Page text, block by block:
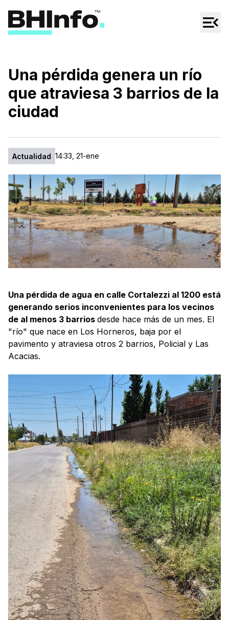
Regionales
Espectáculos
Tecno
Una pérdida genera un río
que atraviesa 3 barrios de la
ciudad
Actualidad 14:33, 21-ene
Una pérdida de agua en calle Cortalezzi al 1200 está
generando serios inconvenientes para los vecinos
de al menos 3 barrios desde hace más de un mes. El
"río" que nace en Los Horneros, baja por el
pavimento y atraviesa otros 2 barrios, Policial y Las
Acacias.